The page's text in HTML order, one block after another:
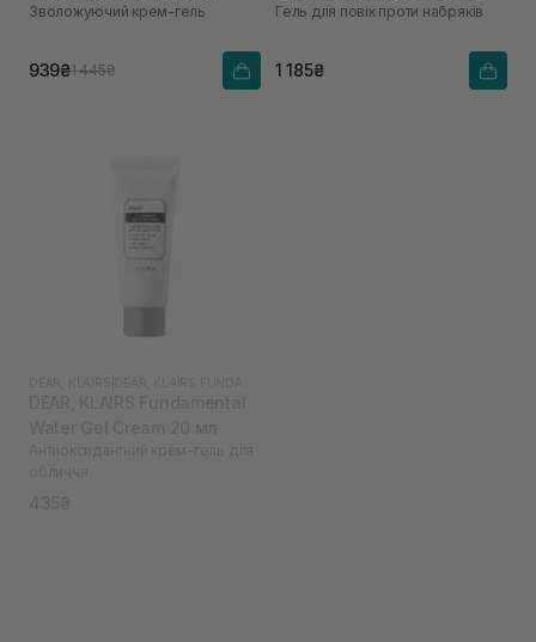
Зволожуючий крем-гель
939₴1 445₴
Гель для повік проти набряків
1 185₴